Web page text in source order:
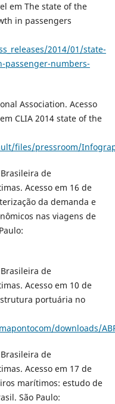
em The state of the
in passengers
2014/01/state-
passenger-numbers-
Association. Acesso
CLIA 2014 state of the
files/pressroom/
Brasileira de
Acesso em 16 de
da demanda e
nas viagens de
Brasileira de
Acesso em 10 de
portuária no
downloads/
Brasileira de
Acesso em 17 de
marítimos: estudo de
São Paulo: